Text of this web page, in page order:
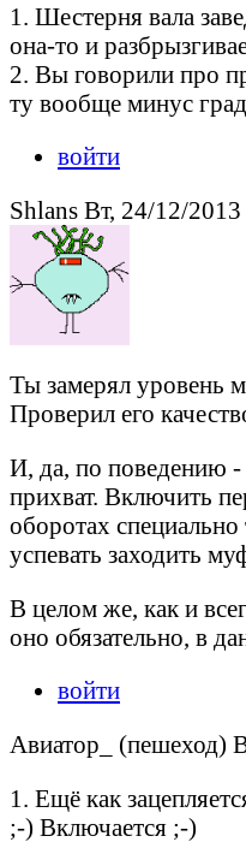
1. Шестерня вала
она-то и
2. Вы говорили про
ту вообще минус
войти
Shlans Вт, 24/12/2013
Ты замерял уровень
Проверил его
И, да, по поведению
прихват. Включить
оборотах
успевать заходить
В целом же, как и
оно обязательно, в
войти
Авиатор_ (пешеход)
1. Ещё как
;-) Включается ;-)